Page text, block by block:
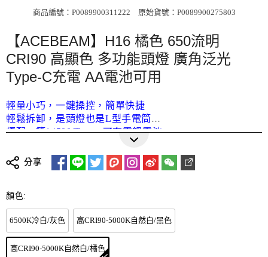
商品編號：P0089900311222 原始貨號：P0089900275803
【ACEBEAM】H16 橘色 650流明
CRI90 高顯色 多功能頭燈 廣角泛光
Type-C充電 AA電池可用
輕量小巧，一鍵操控，簡單快捷
輕鬆拆卸，是頭燈也是L型手電筒
標配一節14500/Type-c可充電鋰電池
(可兼容一節AA鹼性或鎳氫可充電電池)
標配高彈性透氣輕量反光頭燈帶，安全舒適
IP68等級防護(水下2米可正常工作)
尺寸：81.6 × 19 ×17 mm
重量：53.5 克（含電池）
重量：71 克 （含電池和帶支架的頭帶）
更多詳細介紹
分享
顏色:
6500K冷白/灰色 高CRI90-5000K自然白/黑色
高CRI90-5000K自然白/橘色